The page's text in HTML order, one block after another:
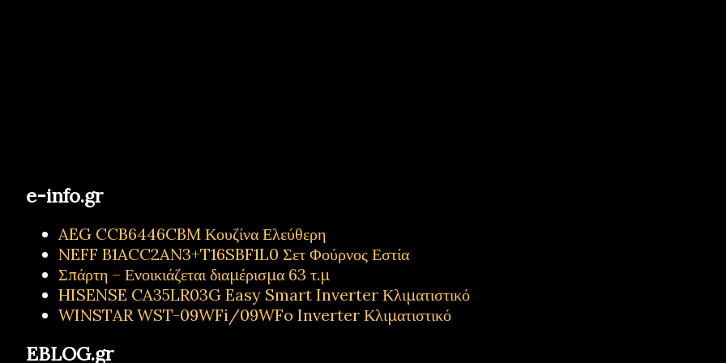
e-info.gr
AEG CCB6446CBM Κουζίνα Ελεύθερη
NEFF B1ACC2AN3+T16SBF1L0 Σετ Φούρνος Εστία
Σπάρτη – Ενοικιάζεται διαμέρισμα 63 τ.μ
HISENSE CA35LR03G Easy Smart Inverter Κλιματιστικό
WINSTAR WST-09WFi/09WFo Inverter Κλιματιστικό
EBLOG.gr